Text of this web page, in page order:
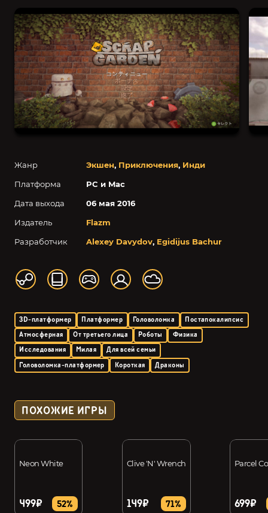
Жанр Экшен, Приключения, Инди
Платформа
PC и Mac
Дата выхода
06 мая 2016
Издатель
Flazm
Разработчик
Alexey Davydov, Egidijus Bachur
3D-платформер Платформер Головоломка
Постапокалипсис
Атмосферная
От третьего лица Роботы
Физика
Исследования
Милая
Для всей семьи
Головоломка-платформер
Короткая Драконы
ПОХОЖИЕ ИГРЫ
Neon White
499₽ 52%
Clive 'N' Wrench
149₽ 71%
Parcel
699₽